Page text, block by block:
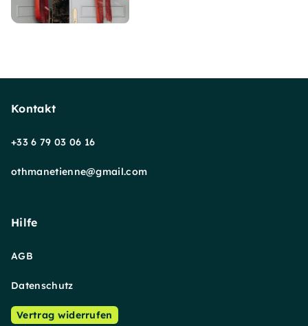
Kontakt
+33 6 79 03 06 16
othmanetienne@gmail.com
Hilfe
AGB
Datenschutz
Vertrag widerrufen